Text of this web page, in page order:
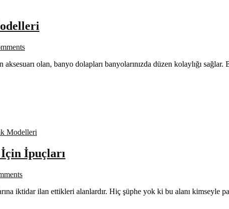
olan, banyo dolapları banyolarınızda düzen kolaylığı
Modelleri
İpuçları
iktidar ilan ettikleri alanlardır. Hiç şüphe yok ki bu alanı